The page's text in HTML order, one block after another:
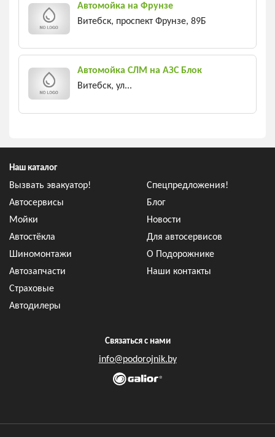
Автомойка на Фрунзе
Витебск, проспект Фрунзе, 89Б
Автомойка СЛМ на АЗС Блок
Витебск, ул...
Наш каталог
Вызвать эвакуатор!
Автосервисы
Мойки
Автостёкла
Шиномонтажи
Автозапчасти
Страховые
Автодилеры
Спецпредложения!
Блог
Новости
Для автосервисов
О Подорожнике
Наши контакты
Связаться с нами
info@podorojnik.by